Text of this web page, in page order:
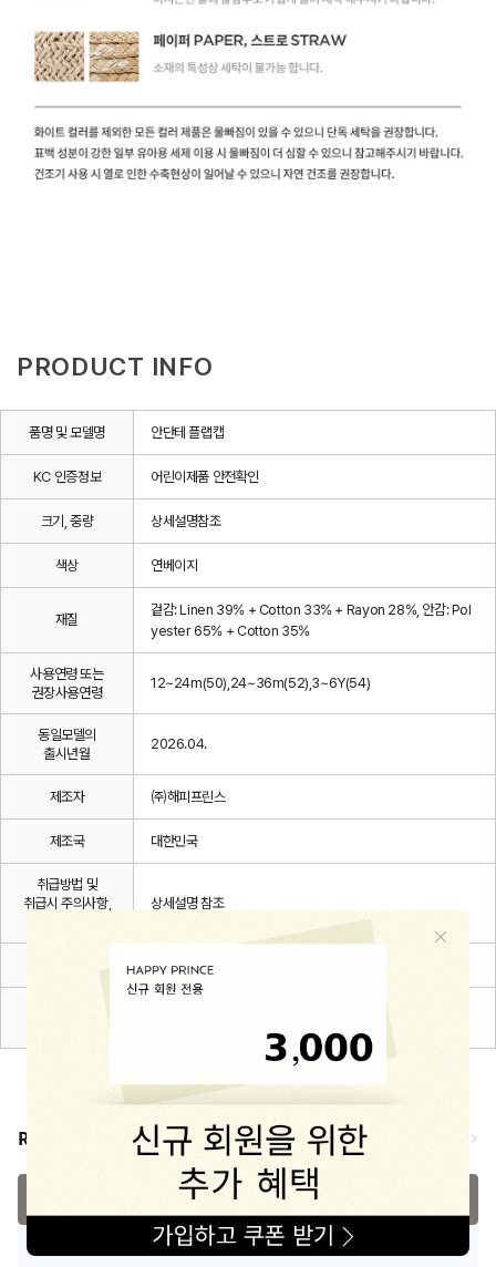
PRODUCT INFO
품명 및 모델명 안단테 플랩캡
KC 인증정보 어린이제품 안전확인
크기, 중량 상세설명참조
색상 연베이지
재질
겉감: Linen 39% + Cotton 33% + Rayon 28%, 안감: Pol
yester 65% + Cotton 35%
사용연령 또는
권장사용연령
12~24m(50),24~36m(52),3~6Y(54)
동일모델의
출시년월
2026.04.
제조자 ㈜해피프린스
제조국 대한민국
취급방법 및
취급시 주의사항,
상세설명 참조
관련 법 및 소비자 분쟁해결 규정에 따름